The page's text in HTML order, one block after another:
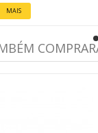
MAIS